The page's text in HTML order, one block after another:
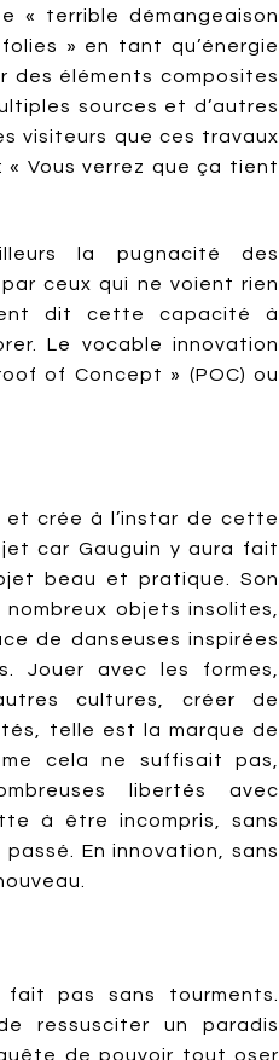
« terrible démangeaison
» en tant qu’énergie
des éléments composites
sources et d’autres
visiteurs que ces travaux
Vous verrez que ça tient
la pugnacité des
ceux qui ne voient rien
dit cette capacité à
Le vocable innovation
of Concept » (POC) ou
et crée à l’instar de cette
car Gauguin y aura fait
beau et pratique. Son
objets insolites,
de danseuses inspirées
Jouer avec les formes,
cultures, créer de
telle est la marque de
cela ne suffisait pas,
libertés avec
à être incompris, sans
En innovation, sans
pas sans tourments.
ressusciter un paradis
de pouvoir tout oser